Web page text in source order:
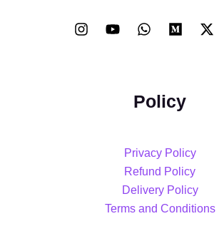
Policy
Privacy Policy
Refund Policy
Delivery Policy
Terms and Conditions